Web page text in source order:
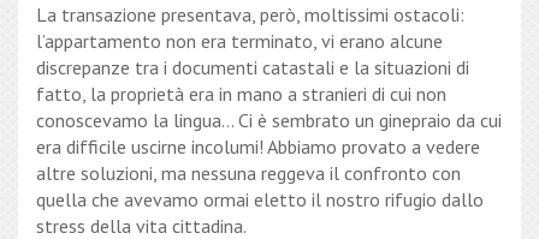
La transazione presentava, però, moltissimi ostacoli:
l’appartamento non era terminato, vi erano alcune
discrepanze tra i documenti catastali e la situazioni di
fatto, la proprietà era in mano a stranieri di cui non
conoscevamo la lingua… Ci è sembrato un ginepraio da cui
era difficile uscirne incolumi! Abbiamo provato a vedere
altre soluzioni, ma nessuna reggeva il confronto con
quella che avevamo ormai eletto il nostro rifugio dallo
stress della vita cittadina.